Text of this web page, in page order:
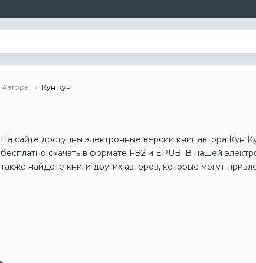
Авторы Кун Кун
На сайте доступны электронные версии книг автора Кун
бесплатно скачать в формате FB2 и EPUB. В нашей
также найдете книги других авторов, которые могут